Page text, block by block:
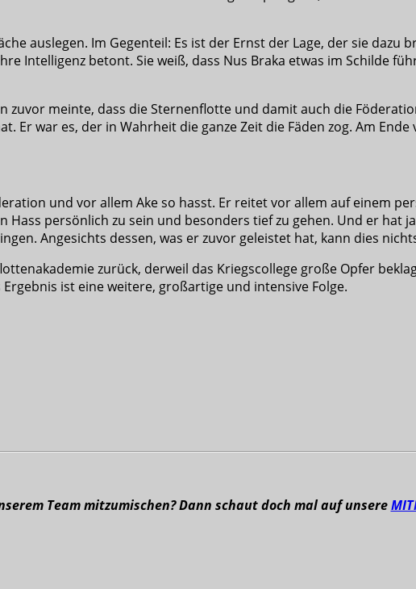
auslegen. Im Gegenteil: Es ist der Ernst der Lage, der sie
Intelligenz betont. Sie weiß, dass Nus Braka etwas im Schilde
zuvor meinte, dass die Sternenflotte und damit auch die
Er war es, der in Wahrheit die ganze Zeit die Fäden zog. Am
und vor allem Ake so hasst. Er reitet vor allem auf einem
Hass persönlich zu sein und besonders tief zu gehen. Und er hat
Angesichts dessen, was er zuvor geleistet hat, kann dies
zurück, derweil das Kriegscollege große Opfer
ist eine weitere, großartige und intensive Folge.
Team mitzumischen? Dann schaut doch mal auf unsere